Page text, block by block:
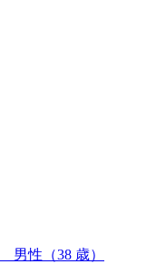
性（38 歳）